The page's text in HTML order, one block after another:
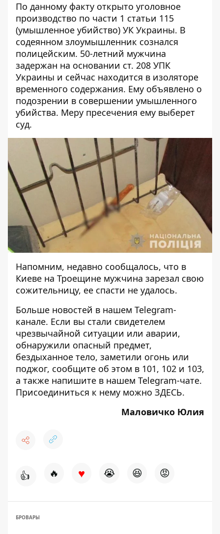
По данному факту открыто уголовное
производство по части 1 статьи 115
(умышленное убийство) УК Украины. В
содеянном злоумышленник сознался
полицейским. 50-летний мужчина
задержан на основании ст. 208 УПК
Украины и сейчас находится в изоляторе
временного содержания. Ему объявлено о
подозрении в совершении умышленного
убийства. Меру пресечения ему выберет
суд.
Напомним, недавно сообщалось, что в
Киеве на Троещине мужчина зарезал свою
сожительницу, ее спасти не удалось.
Больше новостей в нашем Telegram-
канале. Если вы стали свидетелем
чрезвычайной ситуации или аварии,
обнаружили опасный предмет,
бездыханное тело, заметили огонь или
поджог, сообщите об этом в 101, 102 и 103,
а также напишите в нашем Telegram-чате.
Присоединиться к нему можно ЗДЕСЬ.
Маловичко Юлия
👍 🔥 ♥ 😭 😆 😡
БРОВАРЫ